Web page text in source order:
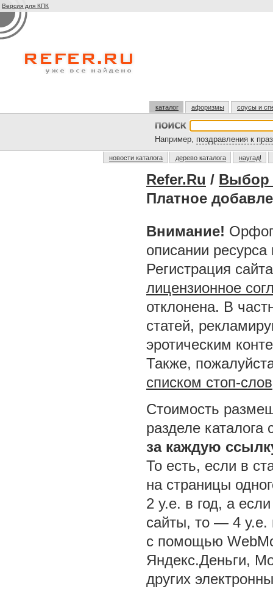
Версия для КПК
каталог афоризмы соусы и
Например, поздравления к
новости каталога дерево каталога наугад!
Refer.Ru / Выбор
Платное
Внимание!
описании
Регистрация
лицензионное
отклонена. В
статей,
эротическим
Также,
списком стоп-слов
Стоимость
разделе каталога
за каждую
То есть, если в
на страницы
2 у.е. в год, а
сайты, то — 4 у.е.
с помощью
Яндекс.Деньги,
других